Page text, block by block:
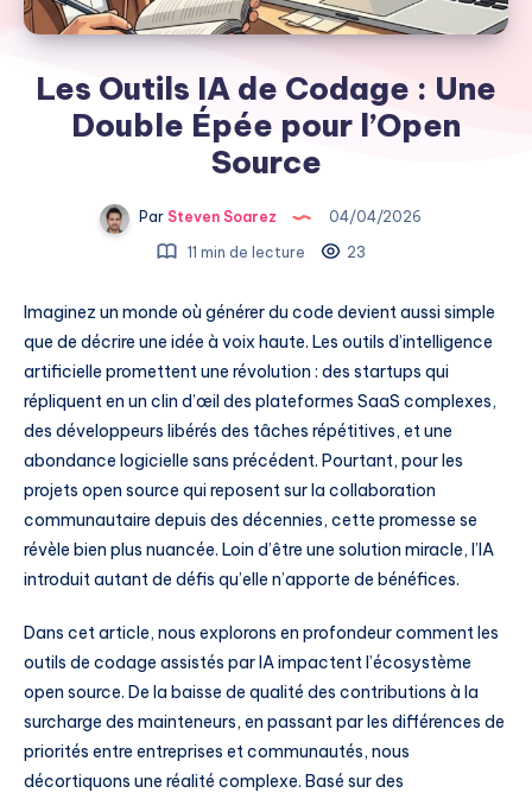
Les Outils IA de Codage : Une
Double Épée pour l’Open
Source
ParSteven Soarez
04/04/2026
11 min de lecture
23
Imaginez un monde où générer du code devient aussi simple
que de décrire une idée à voix haute. Les outils d’intelligence
artificielle promettent une révolution : des startups qui
répliquent en un clin d’œil des plateformes SaaS complexes,
des développeurs libérés des tâches répétitives, et une
abondance logicielle sans précédent. Pourtant, pour les
projets open source qui reposent sur la collaboration
communautaire depuis des décennies, cette promesse se
révèle bien plus nuancée. Loin d’être une solution miracle, l’IA
introduit autant de défis qu’elle n’apporte de bénéfices.
Dans cet article, nous explorons en profondeur comment les
outils de codage assistés par IA impactent l’écosystème
open source. De la baisse de qualité des contributions à la
surcharge des mainteneurs, en passant par les différences de
priorités entre entreprises et communautés, nous
décortiquons une réalité complexe. Basé sur des